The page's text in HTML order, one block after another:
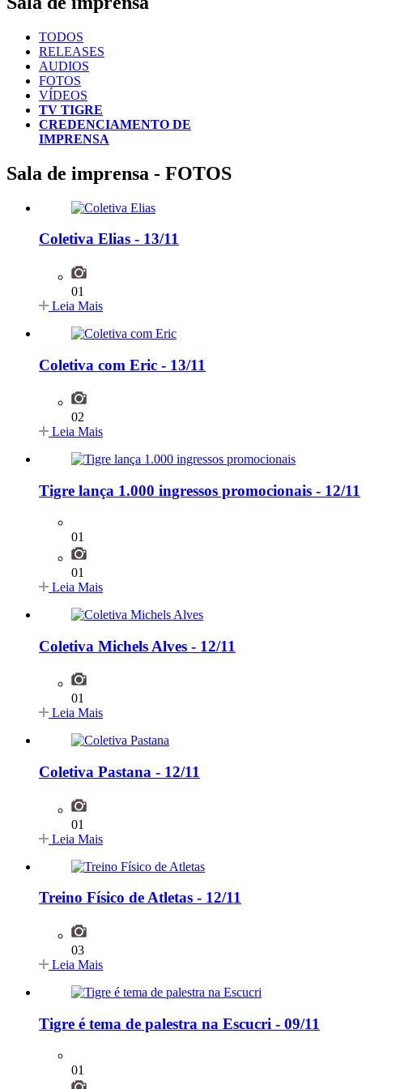
TODOS
RELEASES
AUDIOS
FOTOS
VÍDEOS
TV TIGRE
CREDENCIAMENTO DE
IMPRENSA
Sala de imprensa - FOTOS
Coletiva Elias - 13/11
01
Leia Mais
Coletiva com Eric - 13/11
02
Leia Mais
Tigre lança 1.000 ingressos promocionais - 12/11
01
01
Leia Mais
Coletiva Michels Alves - 12/11
01
Leia Mais
Coletiva Pastana - 12/11
01
Leia Mais
Treino Físico de Atletas - 12/11
03
Leia Mais
Tigre é tema de palestra na Escucri - 09/11
01